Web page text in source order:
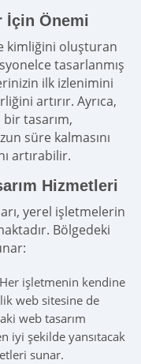
İçin Önemi
kimliğini oluşturan
tasarlanmış
ilk izlenimini
artırır. Ayrıca,
tasarım,
süre kalmasını
artırabilir.
Hizmetleri
yerel işletmelerin
Bölgedeki
Her işletmenin kendine
web sitesine de
web tasarım
iyi şekilde yansıtacak
sunar.